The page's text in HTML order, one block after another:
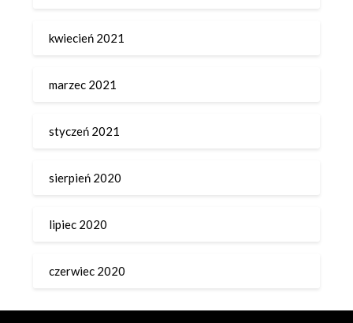
kwiecień 2021
marzec 2021
styczeń 2021
sierpień 2020
lipiec 2020
czerwiec 2020